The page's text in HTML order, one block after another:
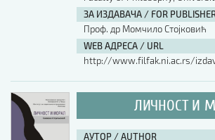
ЗА ИЗДАВАЧА / FOR
Проф. др Момчило Стојковић
WEB АДРЕСА / URL
http://www.filfak.ni.ac.rs/
ЛИЧНОСТ И
АУТОР / AUTHOR